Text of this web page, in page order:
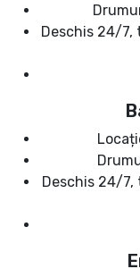
Deschis 24/7,
Deschis 24/7,